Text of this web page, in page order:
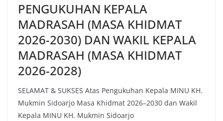
PENGUKUHAN KEPALA
MADRASAH (MASA KHIDMAT
2026-2030) DAN WAKIL KEPALA
MADRASAH (MASA KHIDMAT
2026-2028)
SELAMAT & SUKSES Atas Pengukuhan Kepala MINU KH.
Mukmin Sidoarjo Masa Khidmat 2026–2030 dan Wakil
Kepala MINU KH. Mukmin Sidoarjo